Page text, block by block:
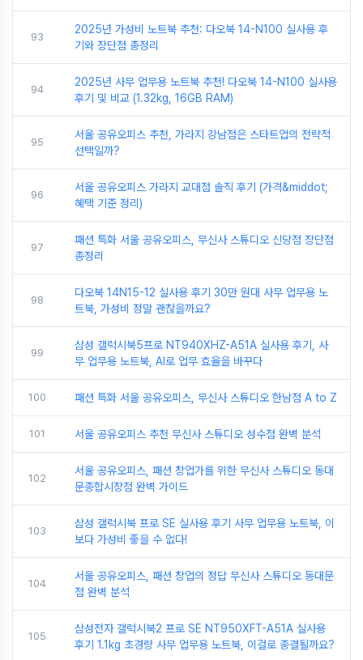
93
2025년 가성비 노트북 추천: 다오북 14-N100 실사용 후
기와 장단점 총정리
94
2025년 사무 업무용 노트북 추천! 다오북 14-N100 실사용
후기 및 비교 (1.32kg, 16GB RAM)
95
서울 공유오피스 추천, 가라지 강남점은 스타트업의 전략적
선택일까?
96
서울 공유오피스 가라지 교대점 솔직 후기 (가격&middot;
혜택 기준 정리)
97
패션 특화 서울 공유오피스, 무신사 스튜디오 신당점 장단점
총정리
98
다오북 14N15-12 실사용 후기 30만 원대 사무 업무용 노
트북, 가성비 정말 괜찮을까요?
99
삼성 갤럭시북5프로 NT940XHZ-A51A 실사용 후기, 사
무 업무용 노트북, AI로 업무 효율을 바꾸다
100 패션 특화 서울 공유오피스, 무신사 스튜디오 한남점 A to Z
101 서울 공유오피스 추천 무신사 스튜디오 성수점 완벽 분석
102
서울 공유오피스, 패션 창업가를 위한 무신사 스튜디오 동대
문종합시장점 완벽 가이드
103
삼성 갤럭시북 프로 SE 실사용 후기 사무 업무용 노트북, 이
보다 가성비 좋을 수 없다!
104
서울 공유오피스, 패션 창업의 정답 무신사 스튜디오 동대문
점 완벽 분석
105
삼성전자 갤럭시북2 프로 SE NT950XFT-A51A 실사용
후기 1.1kg 초경량 사무 업무용 노트북, 이걸로 종결될까요?